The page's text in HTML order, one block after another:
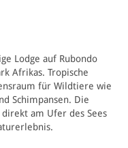
Lodge auf Rubondo
Afrikas. Tropische
für Wildtiere wie
Schimpansen. Die
am Ufer des Sees